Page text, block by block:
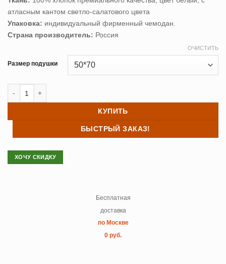
атласным кантом светло-салатового цвета
Упаковка: индивидуальный фирменный чемодан.
Страна производитель: Россия
Размер подушки
ОЧИСТИТЬ
КУПИТЬ
БЫСТРЫЙ ЗАКАЗ!
ХОЧУ СКИДКУ
Бесплатная
доставка
по Москве
0 руб.